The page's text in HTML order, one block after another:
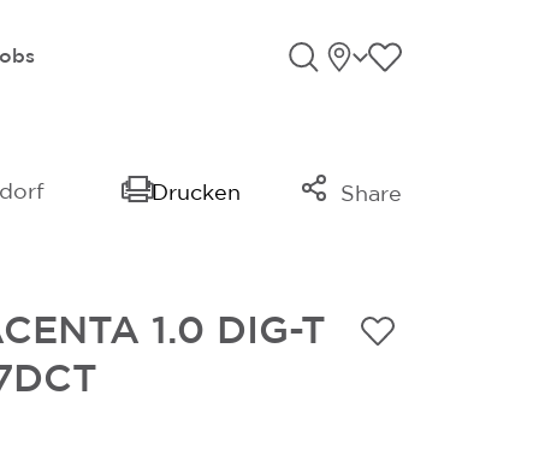
StandorteFavoriten
Drucken Share
Whatsapp
1.0 DIG-T